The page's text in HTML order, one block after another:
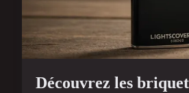
Découvrez les